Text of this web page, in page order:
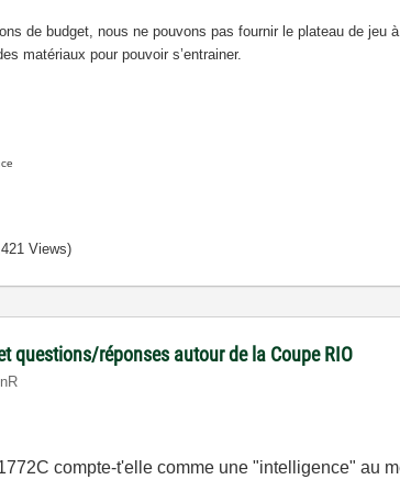
de budget, nous ne pouvons pas fournir le plateau de
matériaux pour pouvoir s’entrainer.
Views)
questions/réponses autour de la Coupe RIO
compte-t'elle comme une "intelligence" au